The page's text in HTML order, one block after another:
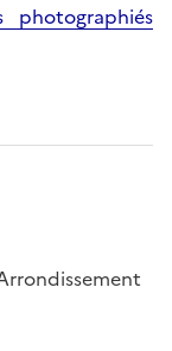
photographiés